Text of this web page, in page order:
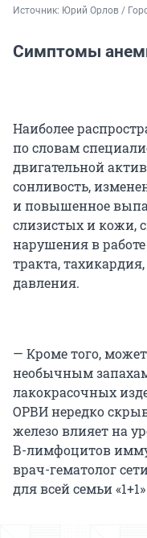
Источник: Юрий Орлов /
Симптомы
Наиболее
по словам
двигательной
сонливость,
и повышенное
слизистых и кожи,
нарушения в
тракта,
давления.
— Кроме того,
необычным
лакокрасочных
ОРВИ нередко
железо влияет на
В-лимфоцитов
врач-гематолог
для всей семьи «1+1»